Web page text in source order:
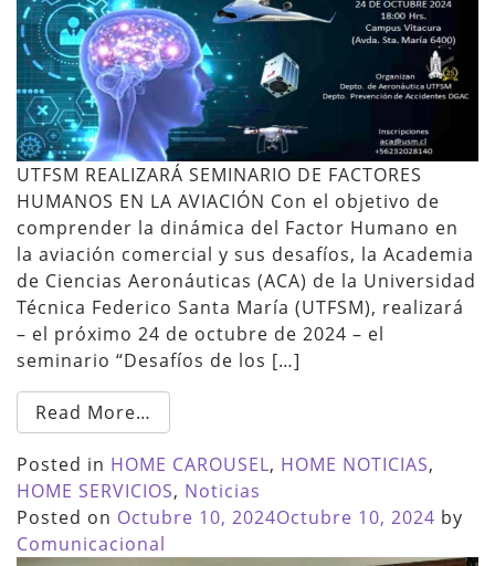
UTFSM REALIZARÁ SEMINARIO DE FACTORES
HUMANOS EN LA AVIACIÓN Con el objetivo de
comprender la dinámica del Factor Humano en
la aviación comercial y sus desafíos, la Academia
de Ciencias Aeronáuticas (ACA) de la Universidad
Técnica Federico Santa María (UTFSM), realizará
– el próximo 24 de octubre de 2024 – el
seminario “Desafíos de los […]
Read More…
Posted in HOME CAROUSEL, HOME NOTICIAS,
HOME SERVICIOS, Noticias
Posted on Octubre 10, 2024Octubre 10, 2024 by
Comunicacional